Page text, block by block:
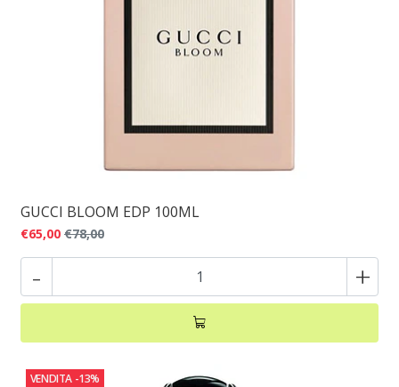
GUCCI BLOOM EDP 100ML
€65,00 €78,00
- +
VENDITA -13%